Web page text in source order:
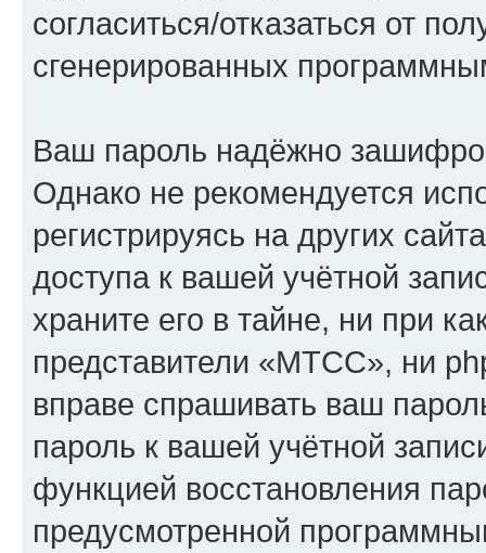
согласиться/отказаться от
сгенерированных
Ваш пароль надёжно
Однако не рекомендуется
регистрируясь на других
доступа к вашей учётной
храните его в тайне, ни при
представители «МТСС», ни
вправе спрашивать ваш
пароль к вашей учётной
функцией восстановления
предусмотренной